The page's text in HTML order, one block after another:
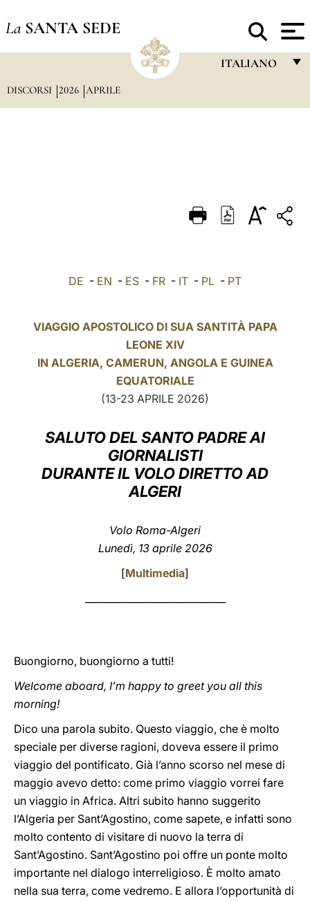
La SANTA SEDE
ITALIANO
DEUTSCH
العربيّة
LATINE
DISCORSI 2026 APRILE
DE - EN - ES - FR - IT - PL - PT
VIAGGIO APOSTOLICO DI SUA SANTITÀ PAPA
LEONE XIV
IN ALGERIA, CAMERUN, ANGOLA E GUINEA
EQUATORIALE
(13-23 APRILE 2026)
SALUTO DEL SANTO PADRE AI
GIORNALISTI
DURANTE IL VOLO DIRETTO AD
ALGERI
Volo Roma-Algeri
Lunedì, 13 aprile 2026
[Multimedia]
Buongiorno, buongiorno a tutti!
Welcome aboard, I’m happy to greet you all this
morning!
Dico una parola subito. Questo viaggio, che è molto
speciale per diverse ragioni, doveva essere il primo
viaggio del pontificato. Già l’anno scorso nel mese di
maggio avevo detto: come primo viaggio vorrei fare
un viaggio in Africa. Altri subito hanno suggerito
l’Algeria per Sant’Agostino, come sapete, e infatti sono
molto contento di visitare di nuovo la terra di
Sant’Agostino. Sant’Agostino poi offre un ponte molto
importante nel dialogo interreligioso. È molto amato
nella sua terra, come vedremo. E allora l’opportunità di